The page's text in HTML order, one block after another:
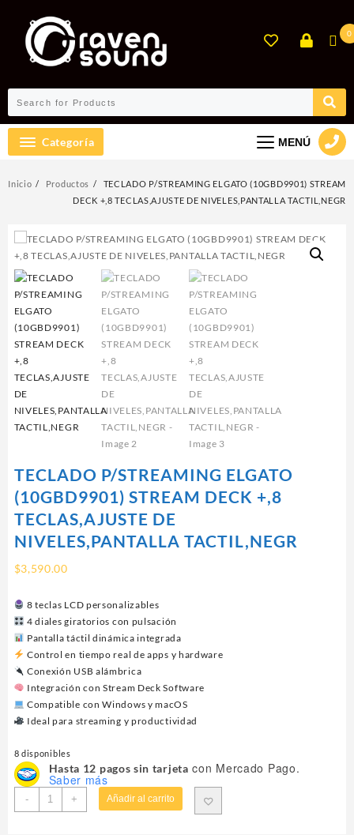
contenido
0
Categoría MENÚ
Inicio Productos
TECLADO P/STREAMING ELGATO (10GBD9901) STREAM
DECK +,8 TECLAS,AJUSTE DE NIVELES,PANTALLA TACTIL,NEGR
TECLADO P/STREAMING ELGATO
(10GBD9901) STREAM DECK +,8
TECLAS,AJUSTE DE
NIVELES,PANTALLA TACTIL,NEGR
$3,590.00
8 teclas LCD personalizables
4 diales giratorios con pulsación
Pantalla táctil dinámica integrada
Control en tiempo real de apps y hardware
Conexión USB alámbrica
Integración con Stream Deck Software
Compatible con Windows y macOS
Ideal para streaming y productividad
8 disponibles
Hasta 12 pagos sin tarjeta con Mercado Pago.
Saber más
-
TECLADO
P/STREAMING
+ Añadir al carrito